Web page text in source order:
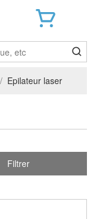
Epilateur laser
Filtrer